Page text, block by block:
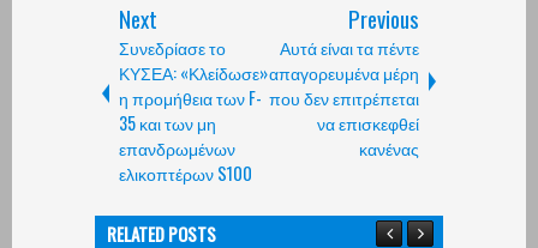
Next
Συνεδρίασε το
ΚΥΣΕΑ: «Κλείδωσε»
η προμήθεια των F-
35 και των μη
επανδρωμένων
ελικοπτέρων S100
Previous
Αυτά είναι τα πέντε
απαγορευμένα μέρη
που δεν επιτρέπεται
να επισκεφθεί
κανένας
RELATED POSTS